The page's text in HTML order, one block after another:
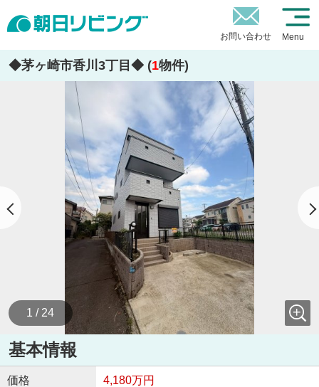
お問い合わせ Menu
◆茅ヶ崎市香川3丁目◆ (1物件)
1 / 24
基本情報
価格 4,180万円